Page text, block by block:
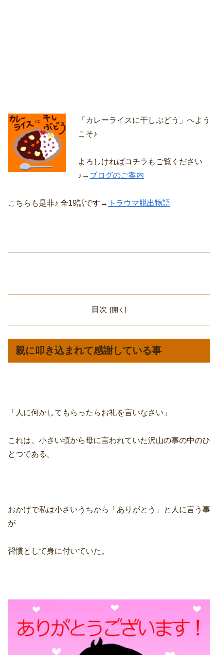
「カレーライスに干しぶどう」へよう
こそ♪
よろしければコチラもご覧ください
♪→ ブログのご案内
こちらも是非♪ 全19話です→ トラウマ脱出物語
目次
親に叩き込まれて感謝している事
「人に何かしてもらったらお礼を言いなさい」
これは、小さい頃から母に言われていた沢山の事の中のひ
とつである。
おかげで私は小さいうちから「ありがとう」と人に言う事
が
習慣として身に付いていた。